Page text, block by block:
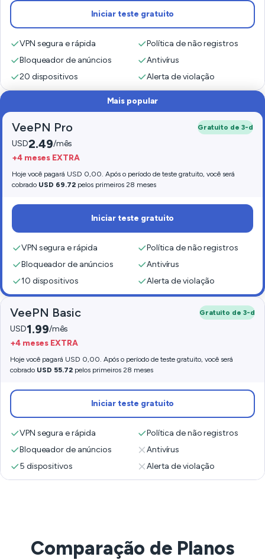
Iniciar teste gratuito
VPN segura e rápida
Política de não registros
Bloqueador de anúncios
Antivírus
20 dispositivos
Alerta de violação
Mais popular
VeePN Pro Gratuito de 3-d
USD2.49/mês
+4 meses EXTRA
Hoje você pagará USD 0,00. Após o período de teste gratuito, você será
cobrado USD 69.72 pelos primeiros 28 meses
Iniciar teste gratuito
VPN segura e rápida
Política de não registros
Bloqueador de anúncios
Antivírus
10 dispositivos
Alerta de violação
VeePN Basic Gratuito de 3-d
USD1.99/mês
+4 meses EXTRA
Hoje você pagará USD 0,00. Após o período de teste gratuito, você será
cobrado USD 55.72 pelos primeiros 28 meses
Iniciar teste gratuito
VPN segura e rápida
Política de não registros
Bloqueador de anúncios
Antivírus
5 dispositivos
Alerta de violação
Comparação de Planos